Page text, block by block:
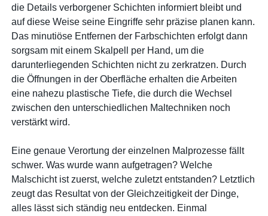
die Details verborgener Schichten informiert bleibt und
auf diese Weise seine Eingriffe sehr präzise planen kann.
Das minutiöse Entfernen der Farbschichten erfolgt dann
sorgsam mit einem Skalpell per Hand, um die
darunterliegenden Schichten nicht zu zerkratzen. Durch
die Öffnungen in der Oberfläche erhalten die Arbeiten
eine nahezu plastische Tiefe, die durch die Wechsel
zwischen den unterschiedlichen Maltechniken noch
verstärkt wird.
Eine genaue Verortung der einzelnen Malprozesse fällt
schwer. Was wurde wann aufgetragen? Welche
Malschicht ist zuerst, welche zuletzt entstanden? Letztlich
zeugt das Resultat von der Gleichzeitigkeit der Dinge,
alles lässt sich ständig neu entdecken. Einmal